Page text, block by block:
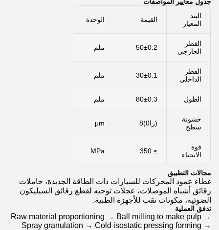
البند
المعيار
القيمة الوحدة
القطر
الخارجي
50±0.2 ملم
القطر
الداخلي
30±0.1 ملم
الطول 80±0.3 ملم
خشونة
سطح
(را0)8 μm
قوة
الانحناء
≥ 350
MPa
مجالات التطبيق
غطاء عمود المحركات للسيارات ذات الطاقة الجديدة، حاملات
رقائق أشباه الموصلات، عجلات توجيه لقطع رقائق السيليكون
الضوئية، مكونات ثقب للأجهزة الطبية.
تدفق العملية
Raw material proportioning → Ball milling to make pulp →
Spray granulation → Cold isostatic pressing forming →